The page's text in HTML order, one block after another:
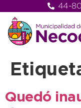
44-
Quedó